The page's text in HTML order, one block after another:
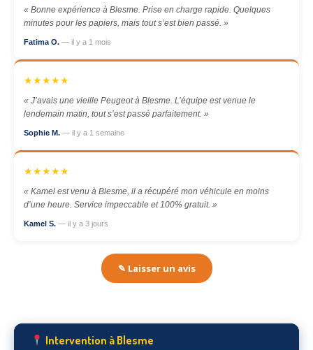
« Bonne expérience à Blesme. Prise en charge rapide. Quelques
minutes pour les papiers, mais tout s’est bien passé. »
Fatima O. — il y a 1 mois
★★★★★
« J’avais une vieille Peugeot à Blesme. L’équipe est venue le
lendemain matin, tout s’est passé parfaitement. »
Sophie M. — il y a 1 semaine
★★★★★
« Kamel est venu à Blesme, il a récupéré mon véhicule en moins
d’une heure. Service impeccable et 100% gratuit. »
Kamel S. — il y a 3 jours
✎ Laisser un avis
Intervention à Blesme